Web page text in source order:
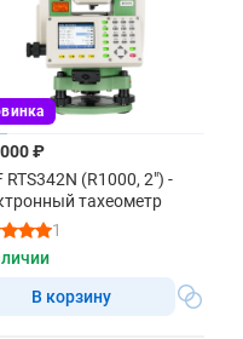
₽
RTS342N (R1000, 2") -
тахеометр
1
В корзину